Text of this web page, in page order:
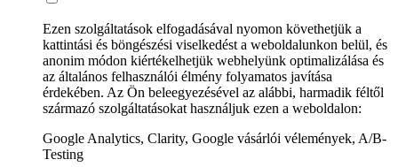
Ezen szolgáltatások elfogadásával nyomon követhetjük a
kattintási és böngészési viselkedést a weboldalunkon belül, és
anonim módon kiértékelhetjük webhelyünk optimalizálása és
az általános felhasználói élmény folyamatos javítása
érdekében. Az Ön beleegyezésével az alábbi, harmadik féltől
származó szolgáltatásokat használjuk ezen a weboldalon:
Google Analytics, Clarity, Google vásárlói vélemények, A/B-
Testing